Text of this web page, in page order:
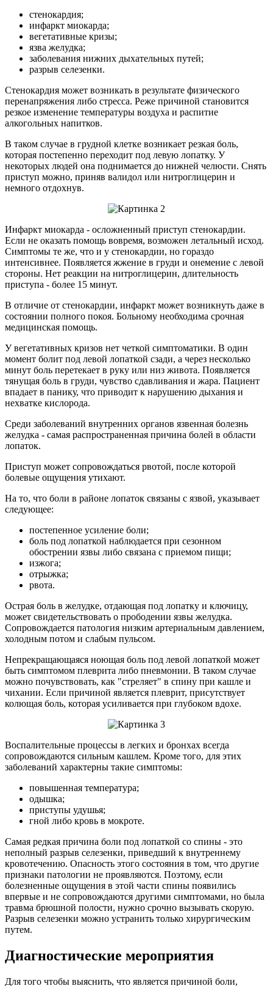
стенокардия;
инфаркт миокарда;
вегетативные кризы;
язва желудка;
заболевания нижних дыхательных путей;
разрыв селезенки.
Стенокардия может возникать в результате физического
перенапряжения либо стресса. Реже причиной становится
резкое изменение температуры воздуха и распитие
алкогольных напитков.
В таком случае в грудной клетке возникает резкая боль,
которая постепенно переходит под левую лопатку. У
некоторых людей она поднимается до нижней челюсти. Снять
приступ можно, приняв валидол или нитроглицерин и
немного отдохнув.
Инфаркт миокарда - осложненный приступ стенокардии.
Если не оказать помощь вовремя, возможен летальный исход.
Симптомы те же, что и у стенокардии, но гораздо
интенсивнее. Появляется жжение в груди и онемение с левой
стороны. Нет реакции на нитроглицерин, длительность
приступа - более 15 минут.
В отличие от стенокардии, инфаркт может возникнуть даже в
состоянии полного покоя. Больному необходима срочная
медицинская помощь.
У вегетативных кризов нет четкой симптоматики. В один
момент болит под левой лопаткой сзади, а через несколько
минут боль перетекает в руку или низ живота. Появляется
тянущая боль в груди, чувство сдавливания и жара. Пациент
впадает в панику, что приводит к нарушению дыхания и
нехватке кислорода.
Среди заболеваний внутренних органов язвенная болезнь
желудка - самая распространенная причина болей в области
лопаток.
Приступ может сопровождаться рвотой, после которой
болевые ощущения утихают.
На то, что боли в районе лопаток связаны с язвой, указывает
следующее:
постепенное усиление боли;
боль под лопаткой наблюдается при сезонном
обострении язвы либо связана с приемом пищи;
изжога;
отрыжка;
рвота.
Острая боль в желудке, отдающая под лопатку и ключицу,
может свидетельствовать о прободении язвы желудка.
Сопровождается патология низким артериальным давлением,
холодным потом и слабым пульсом.
Непрекращающаяся ноющая боль под левой лопаткой может
быть симптомом плеврита либо пневмонии. В таком случае
можно почувствовать, как "стреляет" в спину при кашле и
чихании. Если причиной является плеврит, присутствует
колющая боль, которая усиливается при глубоком вдохе.
Воспалительные процессы в легких и бронхах всегда
сопровождаются сильным кашлем. Кроме того, для этих
заболеваний характерны такие симптомы:
повышенная температура;
одышка;
приступы удушья;
гной либо кровь в мокроте.
Самая редкая причина боли под лопаткой со спины - это
неполный разрыв селезенки, приведший к внутреннему
кровотечению. Опасность этого состояния в том, что другие
признаки патологии не проявляются. Поэтому, если
болезненные ощущения в этой части спины появились
впервые и не сопровождаются другими симптомами, но была
травма брюшной полости, нужно срочно вызывать скорую.
Разрыв селезенки можно устранить только хирургическим
путем.
Диагностические мероприятия
Для того чтобы выяснить, что является причиной боли,